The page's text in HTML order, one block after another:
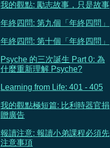
我的觀點: 勵志故事，只是故事
年終四問: 第九個「年終四問」
年終四問: 第十個「年終四問」
Psyche 的三次誕生 Part 0: 為
什麼重新理解 Psyche?
Learning from Life: 401 - 405
我的觀點極短篇: 比利時器官捐
贈廣告
報讀注意: 報讀小弟課程必須先
注意事項